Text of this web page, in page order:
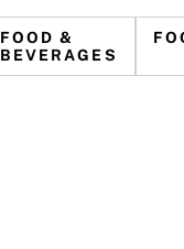
FOOD &
BEVERAGES